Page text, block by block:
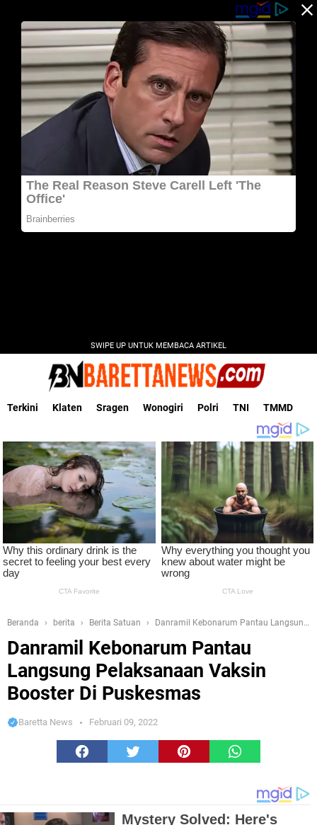
SWIPE UP UNTUK MEMBACA ARTIKEL
Terkini Klaten Sragen Wonogiri Polri TNI TMMD
Beranda berita Berita Satuan
Danramil Kebonarum Pantau Langsung
Danramil Kebonarum Pantau
Langsung Pelaksanaan Vaksin
Booster Di Puskesmas
Baretta News Februari 09, 2022